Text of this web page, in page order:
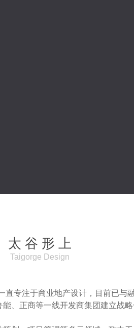
太 谷 形 上
Taigorge Design
专注于商业地产设计，目前已与
、正商等一线开发商集团建立战略